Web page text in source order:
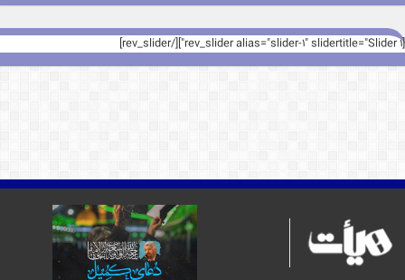
[rev_slider alias="slider-1" slidertitle="Slider 1"][/rev_slider]